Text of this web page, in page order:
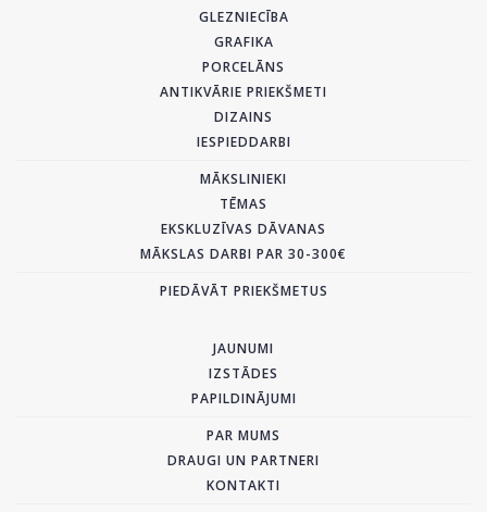
GLEZNIECĪBA
GRAFIKA
PORCELĀNS
ANTIKVĀRIE PRIEKŠMETI
DIZAINS
IESPIEDDARBI
MĀKSLINIEKI
TĒMAS
EKSKLUZĪVAS DĀVANAS
MĀKSLAS DARBI PAR 30-300€
PIEDĀVĀT PRIEKŠMETUS
JAUNUMI
IZSTĀDES
PAPILDINĀJUMI
PAR MUMS
DRAUGI UN PARTNERI
KONTAKTI